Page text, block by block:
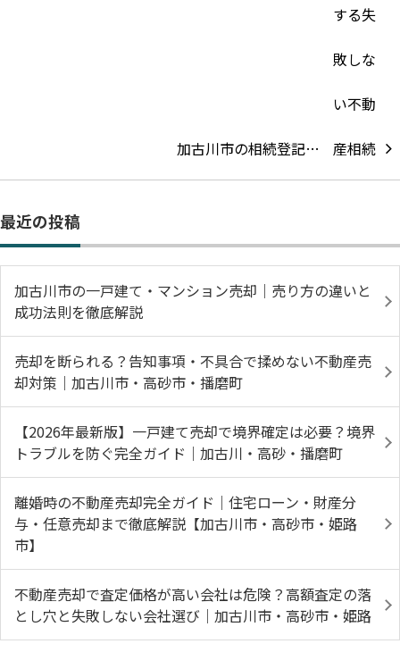
加古川市の相続登記…
最近の投稿
加古川市の一戸建て・マンション売却｜売り方の違いと
成功法則を徹底解説
売却を断られる？告知事項・不具合で揉めない不動産売
却対策｜加古川市・高砂市・播磨町
【2026年最新版】一戸建て売却で境界確定は必要？境界
トラブルを防ぐ完全ガイド｜加古川・高砂・播磨町
離婚時の不動産売却完全ガイド｜住宅ローン・財産分
与・任意売却まで徹底解説【加古川市・高砂市・姫路
市】
不動産売却で査定価格が高い会社は危険？高額査定の落
とし穴と失敗しない会社選び｜加古川市・高砂市・姫路